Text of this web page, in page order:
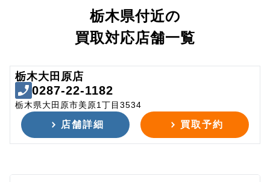
栃木県付近の
買取対応店舗一覧
栃木大田原店
0287-22-1182
栃木県大田原市美原1丁目3534
店舗詳細 買取予約